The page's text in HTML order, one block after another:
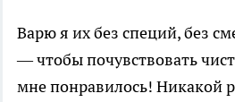
Варю я их без специй, без
— чтобы почувствовать
мне понравилось! Никакой